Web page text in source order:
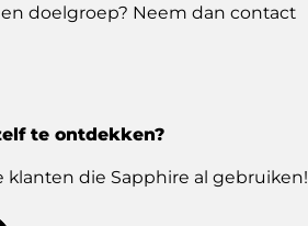
doelgroep? Neem dan contact
te ontdekken?
klanten die Sapphire al gebruiken!